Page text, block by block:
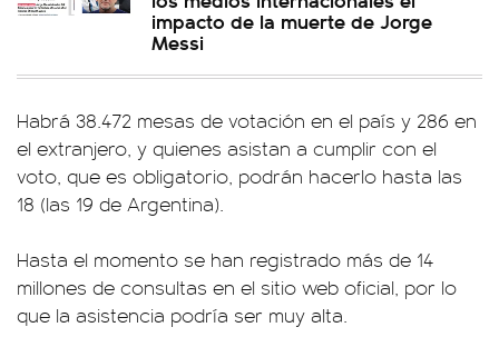
impacto de la muerte de Jorge
Messi
Habrá 38.472 mesas de votación en el país y 286 en
el extranjero, y quienes asistan a cumplir con el
voto, que es obligatorio, podrán hacerlo hasta las
18 (las 19 de Argentina).
Hasta el momento se han registrado más de 14
millones de consultas en el sitio web oficial, por lo
que la asistencia podría ser muy alta.